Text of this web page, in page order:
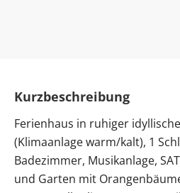
Kurzbeschreibung
Ferienhaus in ruhiger
(Klimaanlage warm/kalt), 1
Badezimmer, Musikanlage,
und Garten mit